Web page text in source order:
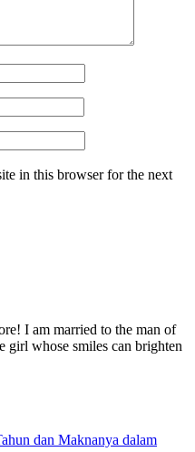
in this browser for the next
I am married to the man of
girl whose smiles can brighten